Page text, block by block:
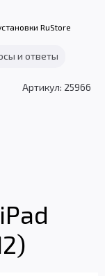
RuStore
и ответы
Артикул: 25966